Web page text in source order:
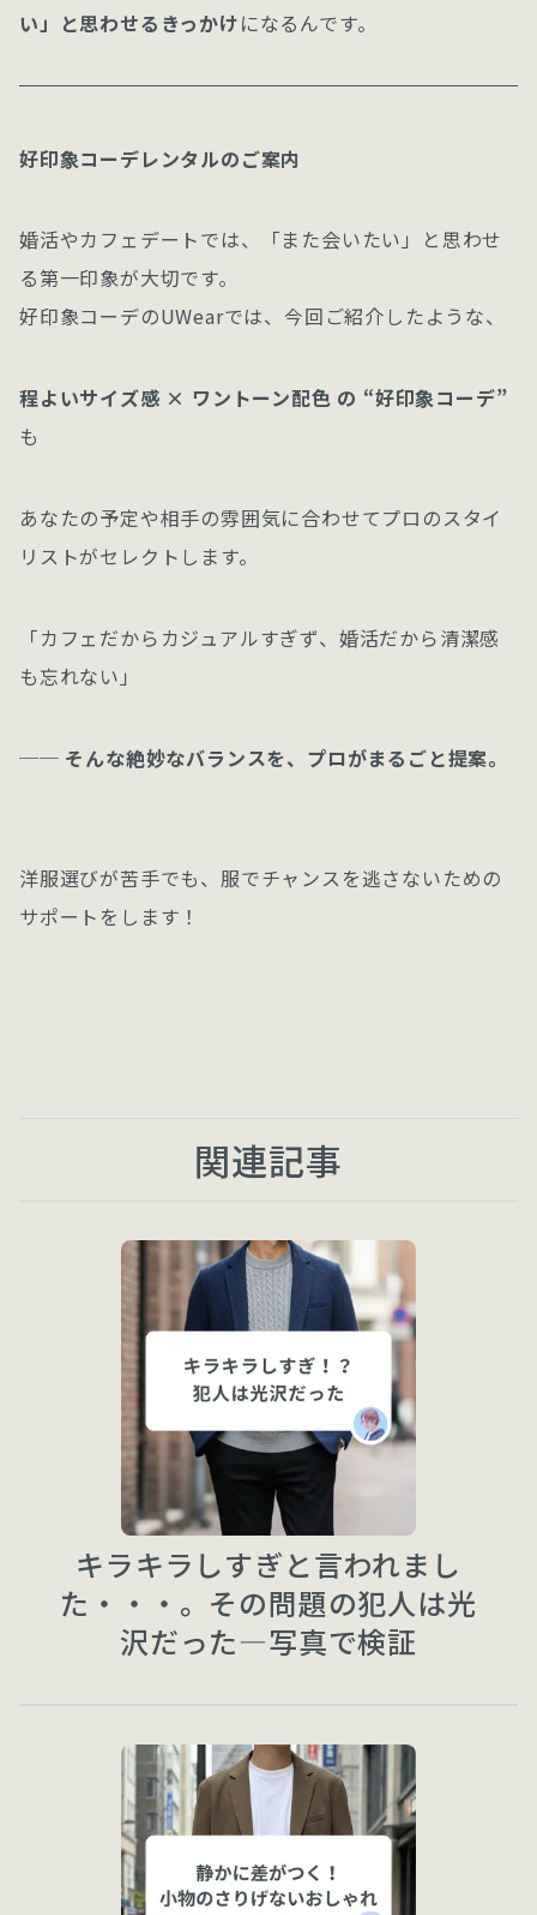
い」と思わせるきっかけになるんです。
好印象コーデレンタルのご案内
婚活やカフェデートでは、「また会いたい」と思わせ
る第一印象が大切です。
好印象コーデのUWearでは、今回ご紹介したような、
程よいサイズ感 × ワントーン配色 の “好印象コーデ”
も
あなたの予定や相手の雰囲気に合わせてプロのスタイ
リストがセレクトします。
「カフェだからカジュアルすぎず、婚活だから清潔感
も忘れない」
── そんな絶妙なバランスを、プロがまるごと提案。
洋服選びが苦手でも、服でチャンスを逃さないための
サポートをします！
関連記事
キラキラしすぎと言われまし
た・・・。その問題の犯人は光
沢だった—写真で検証